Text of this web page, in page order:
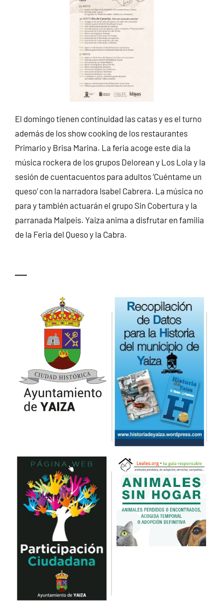
El domingo tienen continuidad las catas y es el turno
además de los show cooking de los restaurantes
Primario y Brisa Marina. La feria acoge este día la
música rockera de los grupos Delorean y Los Lola y la
sesión de cuentacuentos para adultos ‘Cuéntame un
queso’ con la narradora Isabel Cabrera. La música no
para y también actuarán el grupo Sin Cobertura y la
parranada Malpeis. Yaiza anima a disfrutar en familia
de la Feria del Queso y la Cabra.
—